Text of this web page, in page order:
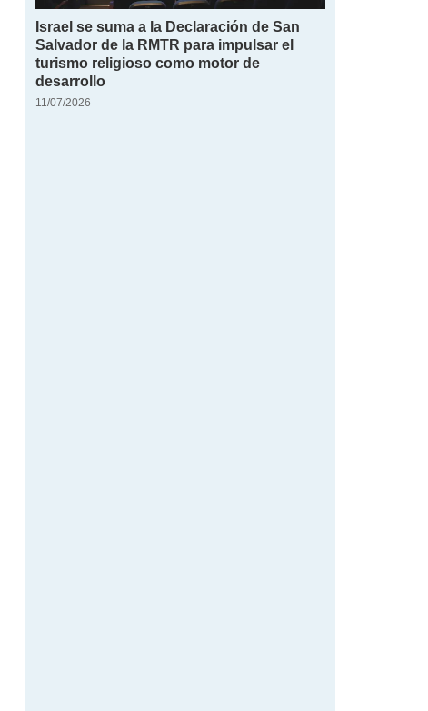
Israel se suma a la Declaración de San
Salvador de la RMTR para impulsar el
turismo religioso como motor de
desarrollo
11/07/2026